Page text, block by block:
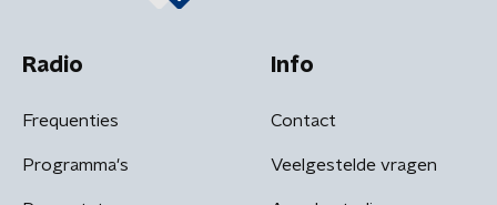
Radio
Frequenties
Programma's
Info
Contact
Veelgestelde vragen